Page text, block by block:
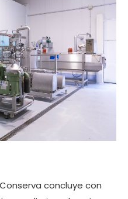
concluye con